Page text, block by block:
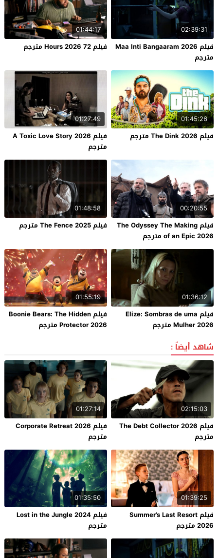
02:39:31
فيلم Maa Inti Bangaaram 2026
مترجم
01:44:17
فيلم 72 Hours 2026 مترجم
01:45:26
فيلم The Dink 2026 مترجم
01:27:49
فيلم A Toxic Love Story 2026
مترجم
00:20:55
فيلم The Odyssey The Making
of an Epic 2026 مترجم
01:48:58
فيلم The Fence 2025 مترجم
01:36:12
فيلم Elize: Sombras de uma
Mulher 2026 مترجم
01:55:19
فيلم Boonie Bears: The Hidden
Protector 2026 مترجم
شاهد أيضاً :
02:15:03
فيلم The Debt Collector 2026
مترجم
01:27:14
فيلم Corporate Retreat 2026
مترجم
01:39:25
فيلم Summer’s Last Resort
2026 مترجم
01:35:50
فيلم Lost in the Jungle 2024
مترجم